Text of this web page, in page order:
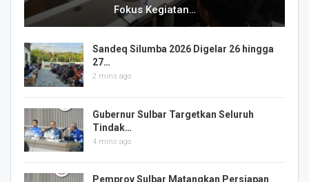
Fokus Kegiatan…
Sandeq Silumba 2026 Digelar 26 hingga
27…
2 mins ago
Gubernur Sulbar Targetkan Seluruh
Tindak…
4 mins ago
Pemprov Sulbar Matangkan Persiapan